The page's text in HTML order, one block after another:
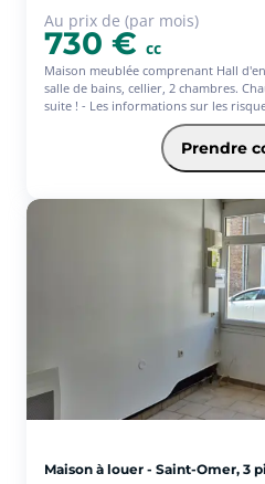
Au prix de (par mois)
730 € cc
Maison meublée comprenant Hall
salle de bains, cellier, 2 chambres.
suite ! - Les informations sur les
sont disponibles sur le site
Prendre
Maison à louer - Saint-Omer, 3